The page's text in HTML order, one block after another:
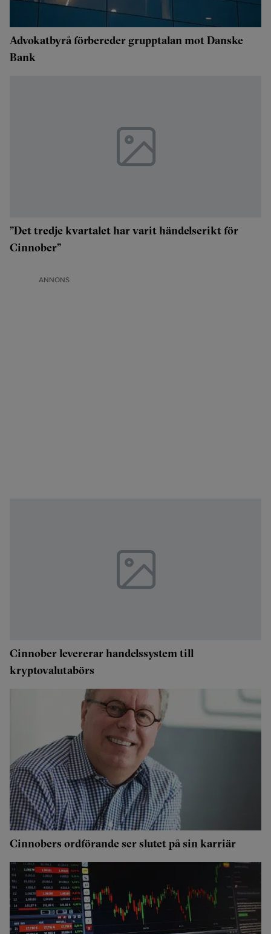
Advokatbyrå förbereder grupptalan mot Danske
Bank
”Det tredje kvartalet har varit händelserikt för
Cinnober”
ANNONS
Cinnober levererar handelssystem till
kryptovalutabörs
Cinnobers ordförande ser slutet på sin karriär